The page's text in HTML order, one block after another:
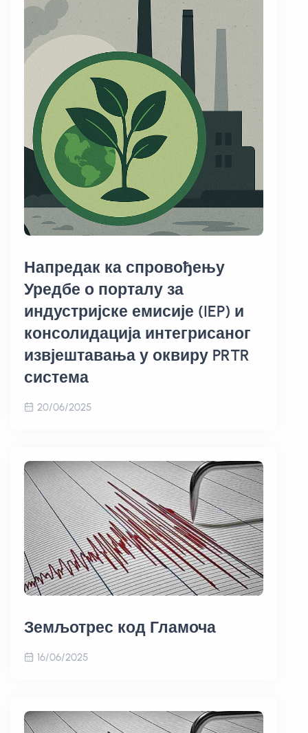
Напредак ка спровођењу
Уредбе о порталу за
индустријске емисије (IEP) и
консолидација интегрисаног
извјештавања у оквиру PRTR
система
20/06/2025
Земљотрес код Гламоча
16/06/2025